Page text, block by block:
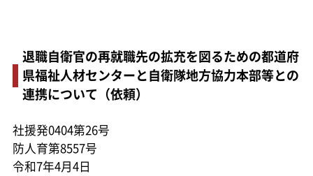
退職自衛官の再就職先の拡充を図るための都道府
県福祉人材センターと自衛隊地方協力本部等との
連携について（依頼）
社援発0404第26号
防人育第8557号
令和7年4月4日